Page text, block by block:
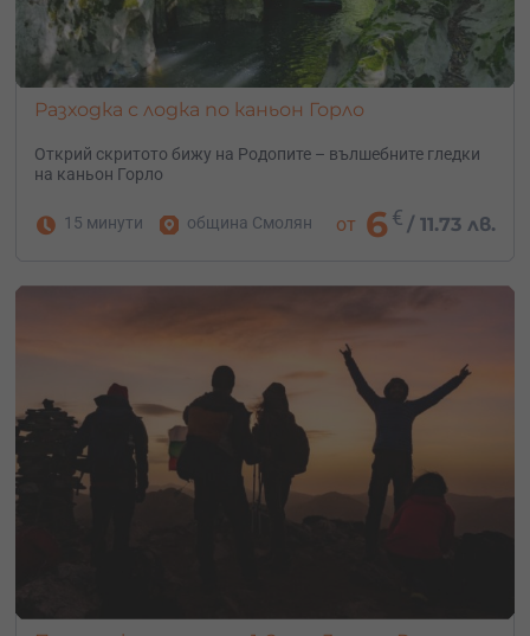
Разходка с лодка по каньон Горло
Открий скритото бижу на Родопите – вълшебните гледки
на каньон Горло
15 минути община Смолян от 6€ / 11.73 лв.